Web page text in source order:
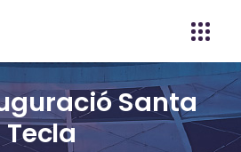
Santa
Tecla